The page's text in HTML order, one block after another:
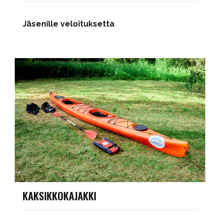
Jäsenille veloituksetta
KAKSIKKOKAJAKKI